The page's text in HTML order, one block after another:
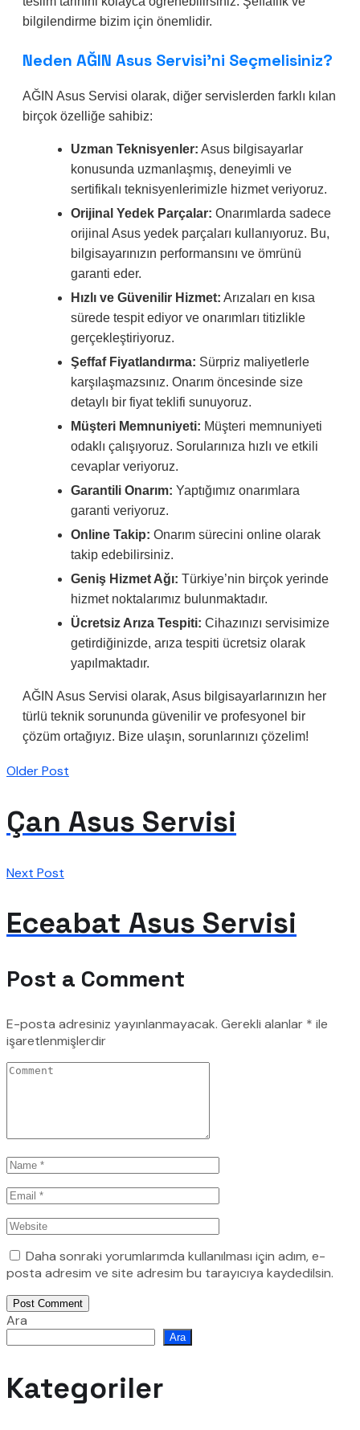
bilgilendirme bizim için önemlidir.
Neden AĞIN Asus Servisi’ni Seçmelisiniz?
AĞIN Asus Servisi olarak, diğer servislerden farklı kılan
birçok özelliğe sahibiz:
Uzman Teknisyenler: Asus bilgisayarlar
konusunda uzmanlaşmış, deneyimli ve
sertifikalı teknisyenlerimizle hizmet veriyoruz.
Orijinal Yedek Parçalar: Onarımlarda sadece
orijinal Asus yedek parçaları kullanıyoruz. Bu,
bilgisayarınızın performansını ve ömrünü
garanti eder.
Hızlı ve Güvenilir Hizmet: Arızaları en kısa
sürede tespit ediyor ve onarımları titizlikle
gerçekleştiriyoruz.
Şeffaf Fiyatlandırma: Sürpriz maliyetlerle
karşılaşmazsınız. Onarım öncesinde size
detaylı bir fiyat teklifi sunuyoruz.
Müşteri Memnuniyeti: Müşteri memnuniyeti
odaklı çalışıyoruz. Sorularınıza hızlı ve etkili
cevaplar veriyoruz.
Garantili Onarım: Yaptığımız onarımlara
garanti veriyoruz.
Online Takip: Onarım sürecini online olarak
takip edebilirsiniz.
Geniş Hizmet Ağı: Türkiye’nin birçok yerinde
hizmet noktalarımız bulunmaktadır.
Ücretsiz Arıza Tespiti: Cihazınızı servisimize
getirdiğinizde, arıza tespiti ücretsiz olarak
yapılmaktadır.
AĞIN Asus Servisi olarak, Asus bilgisayarlarınızın her
türlü teknik sorununda güvenilir ve profesyonel bir
çözüm ortağıyız. Bize ulaşın, sorunlarınızı çözelim!
Older Post
Çan Asus Servisi
Next Post
Eceabat Asus Servisi
Post a Comment
E-posta adresiniz yayınlanmayacak. Gerekli alanlar * ile
işaretlenmişlerdir
Daha sonraki yorumlarımda kullanılması için adım, e-
posta adresim ve site adresim bu tarayıcıya kaydedilsin.
Post Comment
Ara
Ara
Kategoriler